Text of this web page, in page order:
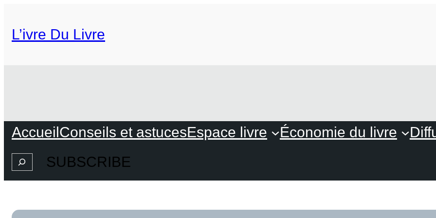
L’ivre Du Livre
AccueilConseils et astucesEspace livre Économie du livre
SearchSUBSCRIBE